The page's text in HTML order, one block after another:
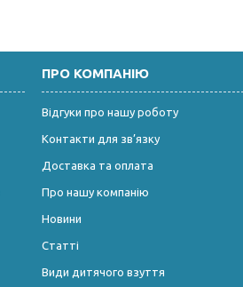
ПРО КОМПАНІЮ
Відгуки про нашу роботу
Контакти для зв’язку
Доставка та оплата
Про нашу компанію
Новини
Статті
Види дитячого взуття